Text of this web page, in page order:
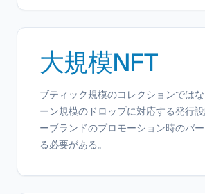
大規模NFT
ブティック規模のコレクションでは
ーン規模のドロップに対応する発行
ーブランドのプロモーション時のバ
る必要がある。